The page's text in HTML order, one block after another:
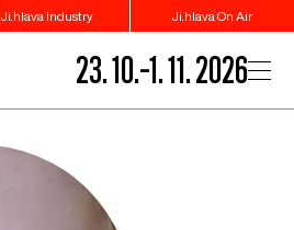
Ji.hlava Industry Ji.hlava On Air
23. 10.–1. 11. 2026